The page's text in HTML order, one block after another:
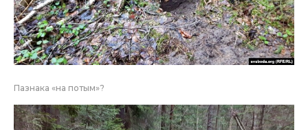
Пазнака «на потым»?